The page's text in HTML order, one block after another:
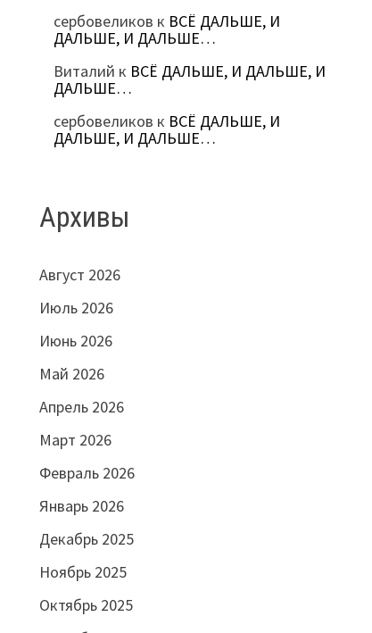
сербовеликов к ВСЁ ДАЛЬШЕ, И
ДАЛЬШЕ, И ДАЛЬШЕ…
Виталий к ВСЁ ДАЛЬШЕ, И ДАЛЬШЕ, И
ДАЛЬШЕ…
сербовеликов к ВСЁ ДАЛЬШЕ, И
ДАЛЬШЕ, И ДАЛЬШЕ…
Архивы
Август 2026
Июль 2026
Июнь 2026
Май 2026
Апрель 2026
Март 2026
Февраль 2026
Январь 2026
Декабрь 2025
Ноябрь 2025
Октябрь 2025